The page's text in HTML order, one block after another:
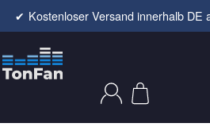
✔ Kostenloser Versand innerhalb DE